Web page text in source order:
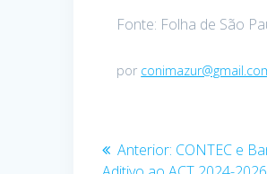
Fonte: Folha de São
por
Navegação
Anterior: Post
CONTEC e